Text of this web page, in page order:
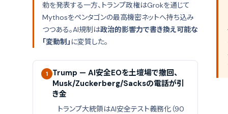
勅を発表する一方、トランプ政権はGrokを通じて
Mythosをペンタゴンの最高機密ネットへ持ち込み
つつある。AI規制は政治的影響力で書き換え可能な
「変動制」 に変質した。
1
Trump — AI安全EOを土壇場で撤回、
Musk/Zuckerberg/Sacksの電話が引
き金
トランプ大統領はAI安全テスト義務化（90